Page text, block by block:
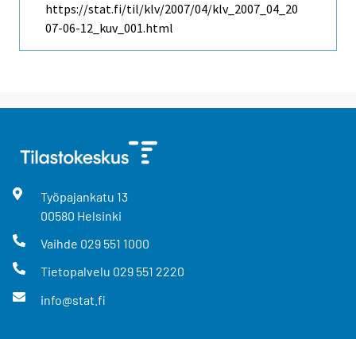
https://stat.fi/til/klv/2007/04/klv_2007_04_20
07-06-12_kuv_001.html
Työpajankatu 13
00580 Helsinki
Vaihde 029 551 1000
Tietopalvelu 029 551 2220
info@stat.fi